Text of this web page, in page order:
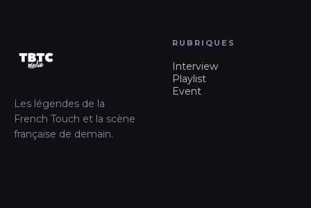
Les légendes de la
French Touch et la scène
française de demain.
RUBRIQUES
Interview
Playlist
Event